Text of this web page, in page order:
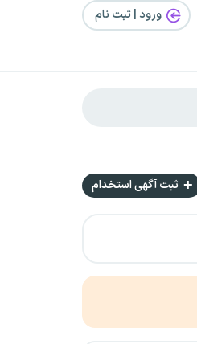
ورود | ثبت‌ نام
ثبت آگهی استخدام